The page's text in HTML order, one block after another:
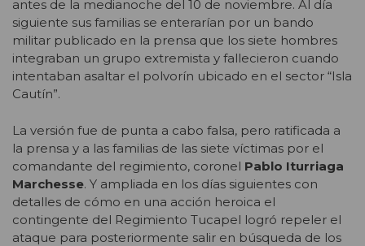
antes de la medianoche del 10 de noviembre. Al día
siguiente sus familias se enterarían por un bando
militar publicado en la prensa que los siete hombres
integraban un grupo extremista y fallecieron cuando
intentaban asaltar el polvorín ubicado en el sector “Isla
Cautín”.
La versión fue de punta a cabo falsa, pero ratificada a
la prensa y a las familias de las siete víctimas por el
comandante del regimiento, coronel Pablo Iturriaga
Marchesse. Y ampliada en los días siguientes con
detalles de cómo en una acción heroica el
contingente del Regimiento Tucapel logró repeler el
ataque para posteriormente salir en búsqueda de los